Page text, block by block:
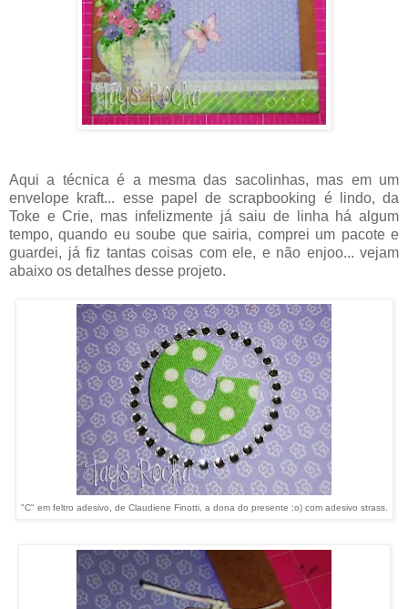
Aqui a técnica é a mesma das sacolinhas, mas em um
envelope kraft... esse papel de scrapbooking é lindo, da
Toke e Crie, mas infelizmente já saiu de linha há algum
tempo, quando eu soube que sairia, comprei um pacote e
guardei, já fiz tantas coisas com ele, e não enjoo... vejam
abaixo os detalhes desse projeto.
"C" em feltro adesivo, de Claudiene Finotti, a dona do presente ;o) com adesivo strass.